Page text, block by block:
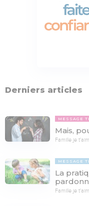
Derniers articles
MESSAGE
Mais,
Famille je
MESSAGE
La
Famille je